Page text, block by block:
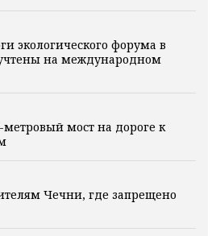
экологического форума в
на международном
мост на дороге к
Чечни, где запрещено